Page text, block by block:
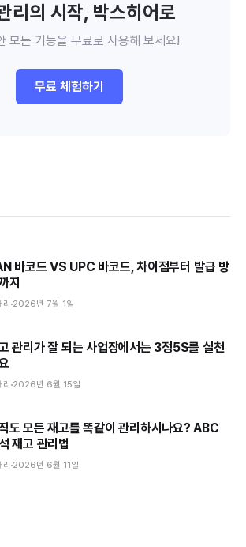
리의 시작, 박스히어로
모든 기능을 무료로 사용해 보세요!
무료 체험하기
바코드 VS UPC 바코드, 차이점부터 발급 방
지
2026년 7월 1일
관리가 잘 되는 사업장에서는 3정5S를 실천
2026년 6월 15일
도 모든 재고를 똑같이 관리하시나요? ABC
재고 관리법
2026년 6월 11일